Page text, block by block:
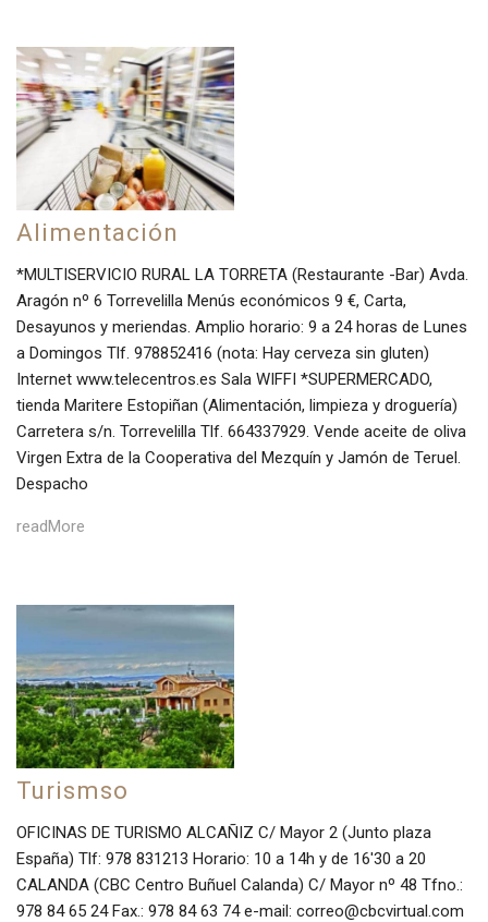
Alimentación
*MULTISERVICIO RURAL LA TORRETA (Restaurante -Bar) Avda.
Aragón nº 6 Torrevelilla Menús económicos 9 €, Carta,
Desayunos y meriendas. Amplio horario: 9 a 24 horas de Lunes
a Domingos Tlf. 978852416 (nota: Hay cerveza sin gluten)
Internet www.telecentros.es Sala WIFFI *SUPERMERCADO,
tienda Maritere Estopiñan (Alimentación, limpieza y droguería)
Carretera s/n. Torrevelilla Tlf. 664337929. Vende aceite de oliva
Virgen Extra de la Cooperativa del Mezquín y Jamón de Teruel.
Despacho
readMore
Turismso
OFICINAS DE TURISMO ALCAÑIZ C/ Mayor 2 (Junto plaza
España) Tlf: 978 831213 Horario: 10 a 14h y de 16'30 a 20
CALANDA (CBC Centro Buñuel Calanda) C/ Mayor nº 48 Tfno.:
978 84 65 24 Fax.: 978 84 63 74 e-mail: correo@cbcvirtual.com